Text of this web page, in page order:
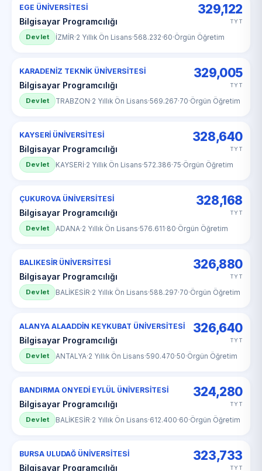
EGE ÜNİVERSİTESİ
Bilgisayar Programcılığı
329,122
TYT
Devlet İZMİR·2 Yıllık Ön Lisans·568.232·60·Örgün Öğretim
KARADENİZ TEKNİK ÜNİVERSİTESİ
Bilgisayar Programcılığı
329,005
TYT
Devlet TRABZON·2 Yıllık Ön Lisans·569.267·70·Örgün Öğretim
KAYSERİ ÜNİVERSİTESİ
Bilgisayar Programcılığı
328,640
TYT
Devlet KAYSERİ·2 Yıllık Ön Lisans·572.386·75·Örgün Öğretim
ÇUKUROVA ÜNİVERSİTESİ
Bilgisayar Programcılığı
328,168
TYT
Devlet ADANA·2 Yıllık Ön Lisans·576.611·80·Örgün Öğretim
BALIKESİR ÜNİVERSİTESİ
Bilgisayar Programcılığı
326,880
TYT
Devlet BALİKESİR·2 Yıllık Ön Lisans·588.297·70·Örgün Öğretim
ALANYA ALAADDİN KEYKUBAT ÜNİVERSİTESİ
Bilgisayar Programcılığı
326,640
TYT
Devlet ANTALYA·2 Yıllık Ön Lisans·590.470·50·Örgün Öğretim
BANDIRMA ONYEDİ EYLÜL ÜNİVERSİTESİ
Bilgisayar Programcılığı
324,280
TYT
Devlet BALİKESİR·2 Yıllık Ön Lisans·612.400·60·Örgün Öğretim
BURSA ULUDAĞ ÜNİVERSİTESİ
Bilgisayar Programcılığı
323,733
TYT